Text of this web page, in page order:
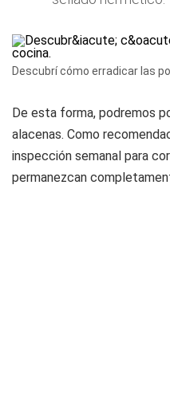
Descubrí cómo erradicar las
De esta forma, podremos
alacenas. Como
inspección semanal para
permanezcan